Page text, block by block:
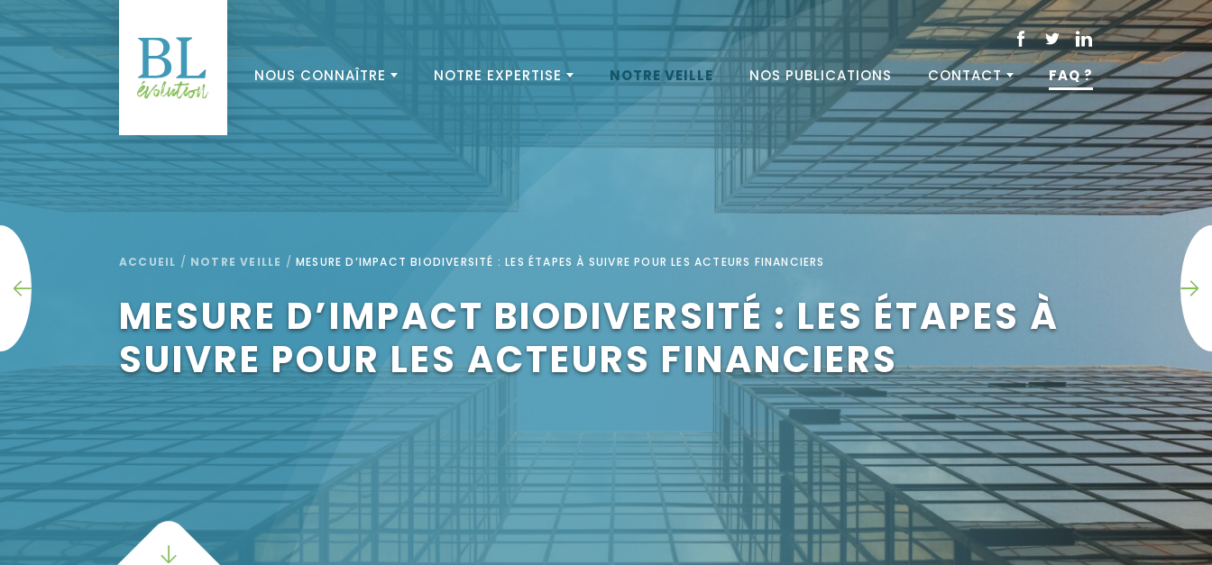
NOUS CONNAÎTRE NOTRE EXPERTISE NOTRE VEILLE NOS PUBLICATIONS CONTACT FAQ ?
ACCUEIL / NOTRE VEILLE /MESURE D’IMPACT BIODIVERSITÉ : LES ÉTAPES À SUIVRE POUR LES ACTEURS FINANCIERS
MESURE D’IMPACT BIODIVERSITÉ : LES ÉTAPES À
SUIVRE POUR LES ACTEURS FINANCIERS